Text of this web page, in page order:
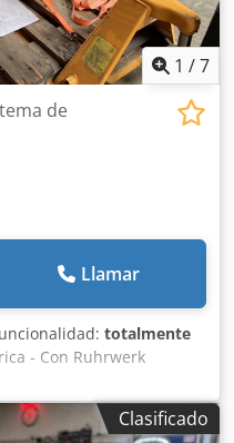
1 /7
de
Llamar
totalmente
- Con Ruhrwerk
- Tornillos gemelos -
materiales con baja
Clasificado